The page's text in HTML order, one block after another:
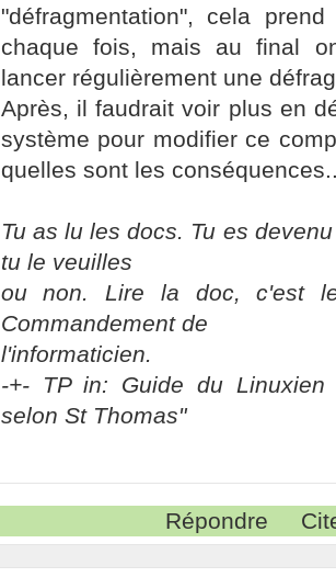
"défragmentation", cela
chaque fois, mais au final
lancer régulièrement une
Après, il faudrait voir plus en
système pour modifier ce
quelles sont les
Tu as lu les docs. Tu es
tu le veuilles
ou non. Lire la doc, c'est
Commandement de
l'informaticien.
-+- TP in: Guide du Linuxien
selon St Thomas"
Répondre